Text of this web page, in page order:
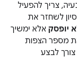
צריך להפעיל
לשחזר את
יופסק אלא ימשיך
מספר הצפות
צורך לבצע